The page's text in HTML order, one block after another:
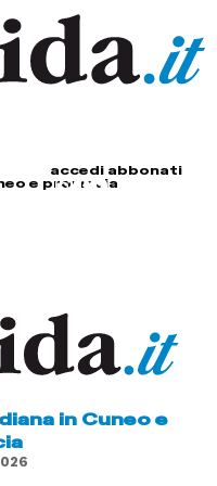
accedi abbonati
e provincia
in Cuneo e